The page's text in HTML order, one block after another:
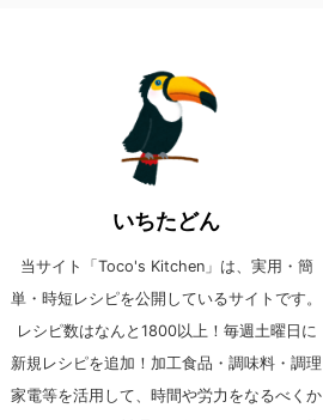
いちたどん
当サイト「Toco's Kitchen」は、実用・簡
単・時短レシピを公開しているサイトです。
レシピ数はなんと1800以上！毎週土曜日に
新規レシピを追加！加工食品・調味料・調理
家電等を活用して、時間や労力をなるべくか